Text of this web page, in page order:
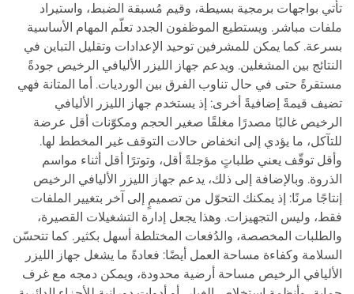
تأتي بواجهات برمجية بسيطة، وقيم مُسبقة الضبط، واستيراد
ملفات مباشر. ويستطيع الموظفون الجدد تعلّم المهام الأساسية
بسرعة. كما يمكن للمشرفين توحيد الإعدادات وتقليل التباين في
النتائج بين المشغلين. ويدعم جهاز الليزر الأليافي الرخيص جودةً
مستقرةً حتى في حال تناوب الفرق بين الورديات. أما المتانة فهي
تضيف قيمةً إضافيةً أخرى: إذ يستخدم جهاز الليزر الأليافي
الرخيص غالبًا مصدرًا مغلقًا صغير الحجم ومكوّنات أقل عرضة
للتآكل، ما يؤدي إلى انخفاض حالات التوقف غير المخطط لها.
وأقل توقّف يعني طلباتٍ مؤجلةً أقل، وتوترًا أقل أثناء مواسم
الذروة. وبالإضافة إلى ذلك، يدعم جهاز الليزر الأليافي الرخيص
إنتاجًا مرنًا: إذ يمكنك التحوّل من تصميمٍ إلى آخر بتغيير الملفات
فقط، وليس التجهيزات. وهذا يجعل إدارة التشغيلات القصيرة،
والطلبات المخصصة، والدُفعات المختلطة أسهل بكثير. كما تتحسّن
السلامة وكفاءة مساحة العمل أيضًا: فعادةً ما يشغل جهاز الليزر
الأليافي الرخيص مساحة أرضية محدودة، ويمكن دمجه مع غرف